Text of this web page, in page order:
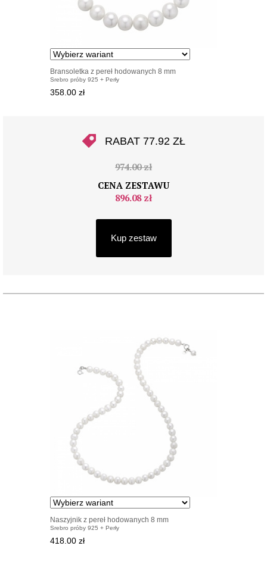
Bransoletka z pereł hodowanych 8 mm
Srebro próby 925 + Perły
358.00 zł
RABAT 77.92 ZŁ
974.00 zł
CENA ZESTAWU
896.08 zł
Kup zestaw
Naszyjnik z pereł hodowanych 8 mm
Srebro próby 925 + Perły
418.00 zł